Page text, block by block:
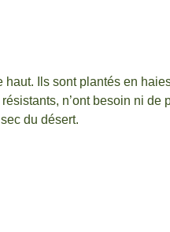
Ils sont plantés en
n’ont besoin ni de
du désert.